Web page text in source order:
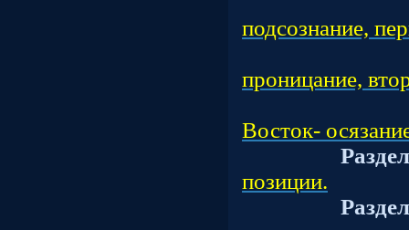
подсознание,
проницание,
Восток-
Раздел
позиции.
Раздел